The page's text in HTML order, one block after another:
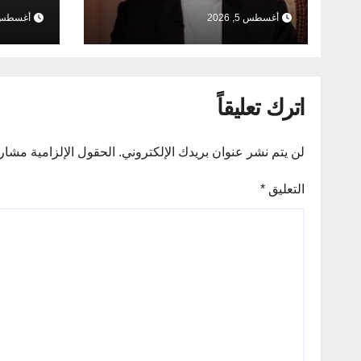
أغسطس 5, 2026 أغسطس 2,
اترك تعليقاً
لن يتم نشر عنوان بريدك الإلكتروني. الحقول الإلزامية مشار
التعليق *